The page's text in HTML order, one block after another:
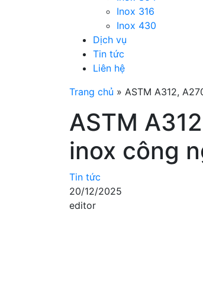
Inox 316
Inox 430
Dịch vụ
Tin tức
Liên hệ
Trang chủ » ASTM A312,
ASTM
inox công
Tin tức
20/12/2025
editor